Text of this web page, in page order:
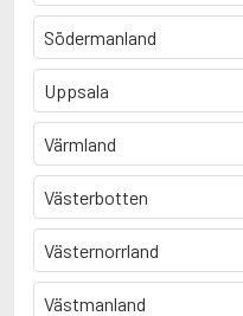
Södermanland
Uppsala
Värmland
Västerbotten
Västernorrland
Västmanland